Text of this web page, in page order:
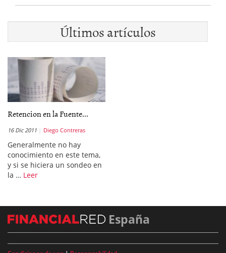
Últimos artículos
Retencion en la Fuente...
16 Dic 2011 Diego Contreras
Generalmente no hay
conocimiento en este tema,
y si se hiciera un sondeo en
la … Leer
España